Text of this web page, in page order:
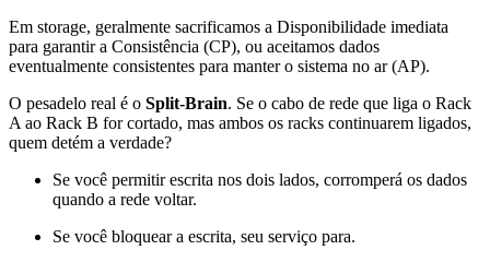
Em storage, geralmente sacrificamos a Disponibilidade imediata
para garantir a Consistência (CP), ou aceitamos dados
eventualmente consistentes para manter o sistema no ar (AP).
O pesadelo real é o Split-Brain. Se o cabo de rede que liga o Rack
A ao Rack B for cortado, mas ambos os racks continuarem ligados,
quem detém a verdade?
Se você permitir escrita nos dois lados, corromperá os dados
quando a rede voltar.
Se você bloquear a escrita, seu serviço para.